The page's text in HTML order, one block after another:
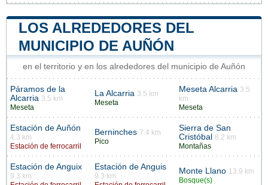
LOS ALREDEDORES DEL
MUNICIPIO DE AUÑÓN
en el territorio y en los alrededores del municipio de Auñón
Páramos de la
Alcarria 3.5 km
Meseta
La Alcarria 3.5 km
Meseta
Meseta Alcarria 3.5
km
Meseta
Estación de Auñón
4.3 km
Estación de ferrocarril
Berninches 7.4 km
Pico
Sierra de San
Cristóbal
8.2 km
Montañas
Estación de Anguix
9.3 km
Estación de Anguis
9.3 km
Monte Llano 13.9 km
Bosque(s)